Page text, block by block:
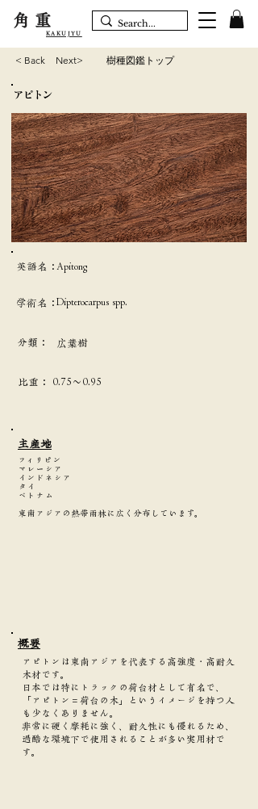
角重
KAKUJYU
< Back Next> 樹種図鑑トップ
アピトン
英語名：Apitong
学術名：Dipterocarpus spp.
分類： 広葉樹
​比重： 0.75～0.95
主産地
フィリピン
マレーシア
インドネシア
タイ
ベトナム
東南アジアの熱帯雨林に広く分布しています。
​概要
アピトンは東南アジアを代表する高強度・高耐久
木材です。
日本では特にトラックの荷台材として有名で、
「アピトン＝荷台の木」というイメージを持つ人
も少なくありません。
非常に硬く摩耗に強く、耐久性にも優れるため、
過酷な環境下で使用されることが多い実用材で
す。